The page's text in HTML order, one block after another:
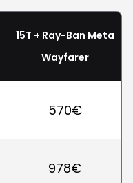
15T + Ray-Ban Meta
Wayfarer
570€
978€